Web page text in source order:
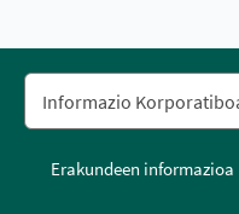
Erakundeen informazioa